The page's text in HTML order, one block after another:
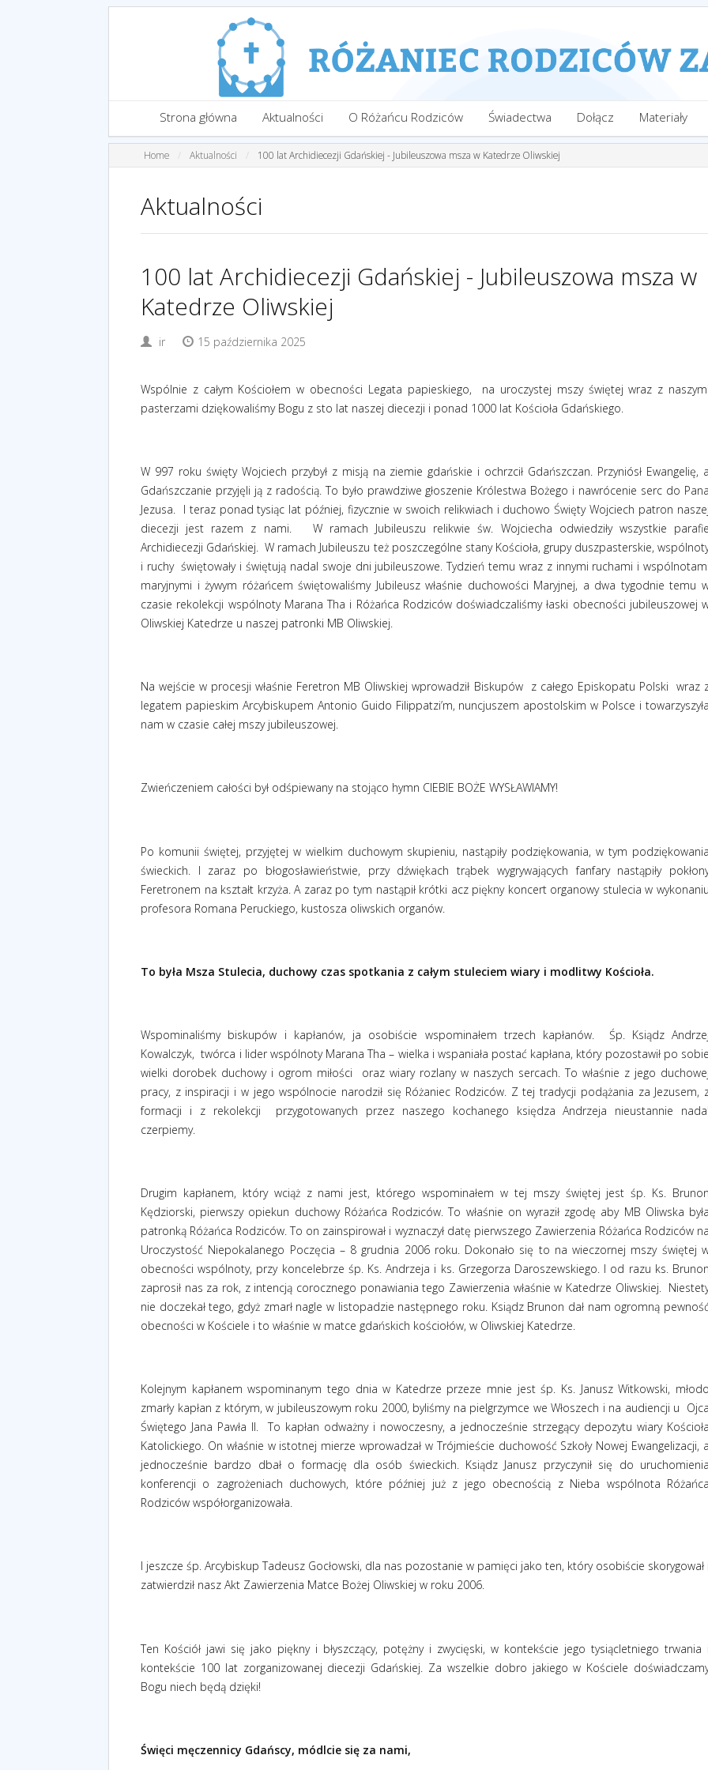
Strona główna Aktualności O Różańcu Rodziców Świadectwa Dołącz Materiały
Home Aktualności 100 lat Archidiecezji Gdańskiej - Jubileuszowa msza w Katedrze Oliwskiej
Aktualności
100 lat Archidiecezji Gdańskiej - Jubileuszowa msza w
Katedrze Oliwskiej
ir 15 października 2025
Wspólnie z całym Kościołem w obecności Legata papieskiego,
na uroczystej mszy świętej wraz z naszymi
pasterzami dziękowaliśmy Bogu z sto lat naszej diecezji i ponad 1000 lat Kościoła Gdańskiego.
W 997 roku święty Wojciech przybył z misją na ziemie gdańskie i ochrzcił Gdańszczan. Przyniósł Ewangelię, a
Gdańszczanie przyjęli ją z radością. To było prawdziwe głoszenie Królestwa Bożego i nawrócenie serc do Pana
Jezusa. I teraz ponad tysiąc lat później, fizycznie w swoich relikwiach i duchowo Święty Wojciech patron naszej
diecezji jest razem z nami.
W ramach Jubileuszu relikwie św. Wojciecha odwiedziły wszystkie parafie
Archidiecezji Gdańskiej. W ramach Jubileuszu też poszczególne stany Kościoła, grupy duszpasterskie,
i ruchy świętowały i świętują nadal swoje dni jubileuszowe. Tydzień temu wraz z innymi ruchami i wspólnotami
maryjnymi i żywym różańcem świętowaliśmy Jubileusz właśnie duchowości Maryjnej, a dwa tygodnie temu
czasie rekolekcji wspólnoty Marana Tha i Różańca Rodziców doświadczaliśmy łaski obecności jubileuszowej
Oliwskiej Katedrze u naszej patronki MB Oliwskiej.
Na wejście w procesji właśnie Feretron MB Oliwskiej wprowadził Biskupów z całego Episkopatu Polski wraz
legatem papieskim Arcybiskupem Antonio Guido Filippatzi’m, nuncjuszem apostolskim w Polsce i towarzyszyła
nam w czasie całej mszy jubileuszowej.
Zwieńczeniem całości był odśpiewany na stojąco hymn CIEBIE BOŻE WYSŁAWIAMY!
Po komunii świętej, przyjętej w wielkim duchowym skupieniu, nastąpiły podziękowania, w tym podziękowania
świeckich. I zaraz po błogosławieństwie, przy dźwiękach trąbek wygrywających fanfary nastąpiły
Feretronem na kształt krzyża. A zaraz po tym nastąpił krótki acz piękny koncert organowy stulecia w wykonaniu
profesora Romana Peruckiego, kustosza oliwskich organów.
To była Msza Stulecia, duchowy czas spotkania z całym stuleciem wiary i modlitwy Kościoła.
Wspominaliśmy biskupów i kapłanów, ja osobiście wspominałem trzech kapłanów.
Śp. Ksiądz Andrzej
Kowalczyk, twórca i lider wspólnoty Marana Tha – wielka i wspaniała postać kapłana, który pozostawił po sobie
wielki dorobek duchowy i ogrom miłości
oraz wiary rozlany w naszych sercach. To właśnie z jego duchowej
pracy, z inspiracji i w jego wspólnocie narodził się Różaniec Rodziców. Z tej tradycji podążania za Jezusem,
formacji i z rekolekcji
przygotowanych przez naszego kochanego księdza Andrzeja nieustannie nadal
czerpiemy.
Drugim kapłanem, który wciąż z nami jest, którego wspominałem w tej mszy świętej jest śp. Ks. Brunon
Kędziorski, pierwszy opiekun duchowy Różańca Rodziców. To właśnie on wyraził zgodę aby MB Oliwska była
patronką Różańca Rodziców. To on zainspirował i wyznaczył datę pierwszego Zawierzenia Różańca Rodziców na
Uroczystość Niepokalanego Poczęcia – 8 grudnia 2006 roku. Dokonało się to na wieczornej mszy świętej
obecności wspólnoty, przy koncelebrze śp. Ks. Andrzeja i ks. Grzegorza Daroszewskiego. I od razu ks. Brunon
zaprosił nas za rok, z intencją corocznego ponawiania tego Zawierzenia właśnie w Katedrze Oliwskiej.
nie doczekał tego, gdyż zmarł nagle w listopadzie następnego roku. Ksiądz Brunon dał nam ogromną pewność
obecności w Kościele i to właśnie w matce gdańskich kościołów, w Oliwskiej Katedrze.
Kolejnym kapłanem wspominanym tego dnia w Katedrze przeze mnie jest śp. Ks. Janusz Witkowski, młodo
zmarły kapłan z którym, w jubileuszowym roku 2000, byliśmy na pielgrzymce we Włoszech i na audiencji u Ojca
Świętego Jana Pawła II.
To kapłan odważny i nowoczesny, a jednocześnie strzegący depozytu wiary Kościoła
Katolickiego. On właśnie w istotnej mierze wprowadzał w Trójmieście duchowość Szkoły Nowej Ewangelizacji, a
jednocześnie bardzo dbał o formację dla osób świeckich. Ksiądz Janusz przyczynił się do uruchomienia
konferencji o zagrożeniach duchowych, które później już z jego obecnością z Nieba wspólnota Różańca
Rodziców współorganizowała.
I jeszcze śp. Arcybiskup Tadeusz Gocłowski, dla nas pozostanie w pamięci jako ten, który osobiście skorygował i
zatwierdził nasz Akt Zawierzenia Matce Bożej Oliwskiej w roku 2006.
Ten Kościół jawi się jako piękny i błyszczący, potężny i zwycięski, w kontekście jego tysiącletniego trwania i
kontekście 100 lat zorganizowanej diecezji Gdańskiej. Za wszelkie dobro jakiego w Kościele
Bogu niech będą dzięki!
Święci męczennicy Gdańscy, módlcie się za nami,